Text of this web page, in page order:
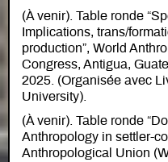
(À venir). Table ronde
Implications, trans/
production”, World
Congress, Antigua,
2025. (Organisée avec
University).
(À venir). Table ronde
Anthropology in settler-
Anthropological Union